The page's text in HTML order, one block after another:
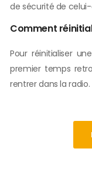
de sécurité de
Comment
Pour réinitialiser
premier temps
rentrer dans la radio.